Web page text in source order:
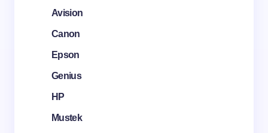
Avision
Canon
Epson
Genius
HP
Mustek